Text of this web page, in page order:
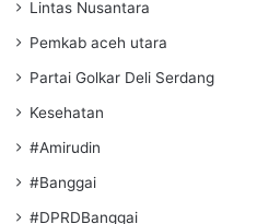
Lintas Nusantara
Pemkab aceh utara
Partai Golkar Deli Serdang
Kesehatan
#Amirudin
#Banggai
#DPRDBanggai